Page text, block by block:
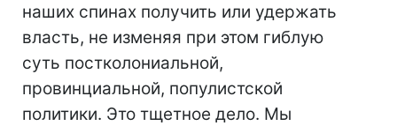
наших спинах получить или удержать
власть, не изменяя при этом гиблую
суть постколониальной,
провинциальной, популистской
политики. Это тщетное дело. Мы